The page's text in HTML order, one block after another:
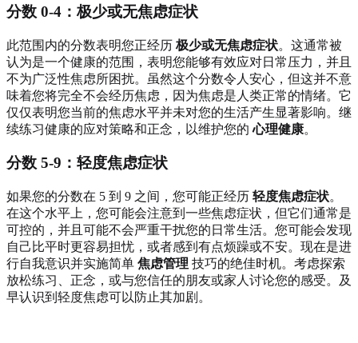
分数 0-4：极少或无焦虑症状
此范围内的分数表明您正经历 极少或无焦虑症状。这通常被
认为是一个健康的范围，表明您能够有效应对日常压力，并且
不为广泛性焦虑所困扰。虽然这个分数令人安心，但这并不意
味着您将完全不会经历焦虑，因为焦虑是人类正常的情绪。它
仅仅表明您当前的焦虑水平并未对您的生活产生显著影响。继
续练习健康的应对策略和正念，以维护您的心理健康。
分数 5-9：轻度焦虑症状
如果您的分数在 5 到 9 之间，您可能正经历 轻度焦虑症状。
在这个水平上，您可能会注意到一些焦虑症状，但它们通常是
可控的，并且可能不会严重干扰您的日常生活。您可能会发现
自己比平时更容易担忧，或者感到有点烦躁或不安。现在是进
行自我意识并实施简单 焦虑管理 技巧的绝佳时机。考虑探索
放松练习、正念，或与您信任的朋友或家人讨论您的感受。及
早认识到轻度焦虑可以防止其加剧。